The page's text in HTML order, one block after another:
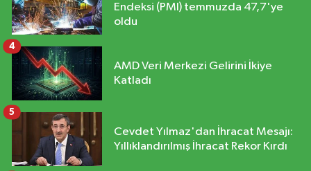
Endeksi (PMI) temmuzda 47,7'ye
oldu
AMD Veri Merkezi Gelirini İkiye
Katladı
4
Cevdet Yılmaz'dan İhracat Mesajı:
Yıllıklandırılmış İhracat Rekor Kırdı
5